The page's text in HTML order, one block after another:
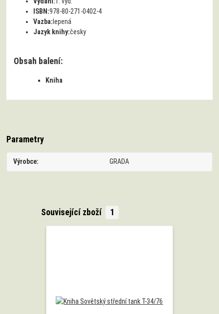
ISBN:978-80-271-0402-4
Vazba: lepená
Jazyk knihy:česky
Obsah balení:
Kniha
Parametry
Výrobce GRADA
Související zboží 1